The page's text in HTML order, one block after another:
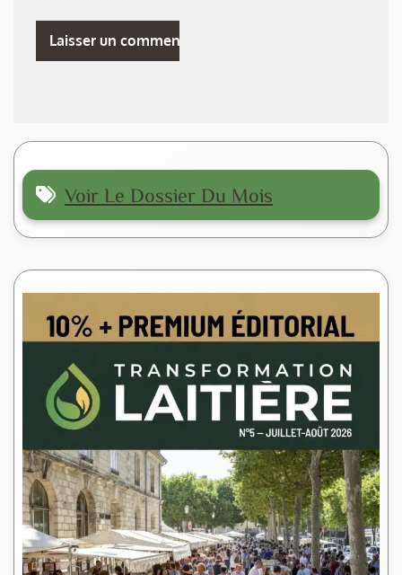
Voir Le Dossier Du Mois